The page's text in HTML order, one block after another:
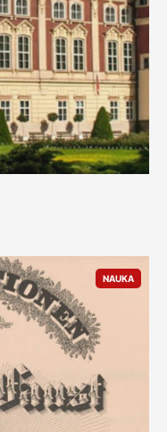
NAUKA